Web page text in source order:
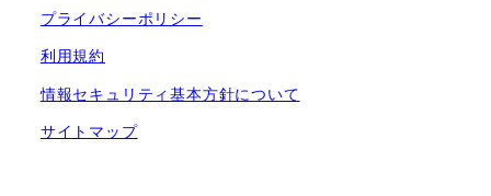
プライバシーポリシー
利用規約
情報セキュリティ基本方針について
サイトマップ